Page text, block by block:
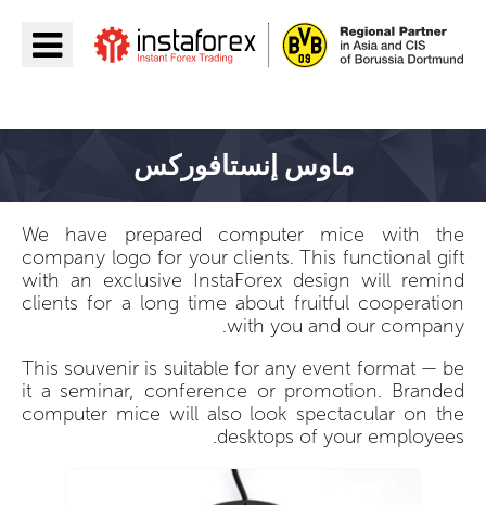
ماوس إنستافوركس
We have prepared computer mice with the
company logo for your clients. This functional gift
with an exclusive InstaForex design will remind
clients for a long time about fruitful cooperation
with you and our company.
This souvenir is suitable for any event format — be
it a seminar, conference or promotion. Branded
computer mice will also look spectacular on the
desktops of your employees.